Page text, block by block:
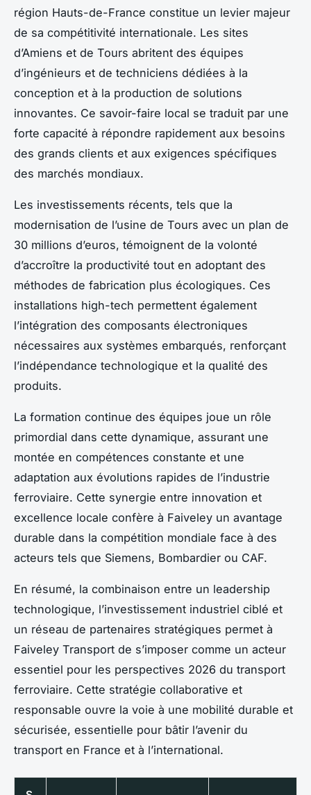
région Hauts-de-France constitue un levier majeur
de sa compétitivité internationale. Les sites
d’Amiens et de Tours abritent des équipes
d’ingénieurs et de techniciens dédiées à la
conception et à la production de solutions
innovantes. Ce savoir-faire local se traduit par une
forte capacité à répondre rapidement aux besoins
des grands clients et aux exigences spécifiques
des marchés mondiaux.
Les investissements récents, tels que la
modernisation de l’usine de Tours avec un plan de
30 millions d’euros, témoignent de la volonté
d’accroître la productivité tout en adoptant des
méthodes de fabrication plus écologiques. Ces
installations high-tech permettent également
l’intégration des composants électroniques
nécessaires aux systèmes embarqués, renforçant
l’indépendance technologique et la qualité des
produits.
La formation continue des équipes joue un rôle
primordial dans cette dynamique, assurant une
montée en compétences constante et une
adaptation aux évolutions rapides de l’industrie
ferroviaire. Cette synergie entre innovation et
excellence locale confère à Faiveley un avantage
durable dans la compétition mondiale face à des
acteurs tels que Siemens, Bombardier ou CAF.
En résumé, la combinaison entre un leadership
technologique, l’investissement industriel ciblé et
un réseau de partenaires stratégiques permet à
Faiveley Transport de s’imposer comme un acteur
essentiel pour les perspectives 2026 du transport
ferroviaire. Cette stratégie collaborative et
responsable ouvre la voie à une mobilité durable et
sécurisée, essentielle pour bâtir l’avenir du
transport en France et à l’international.